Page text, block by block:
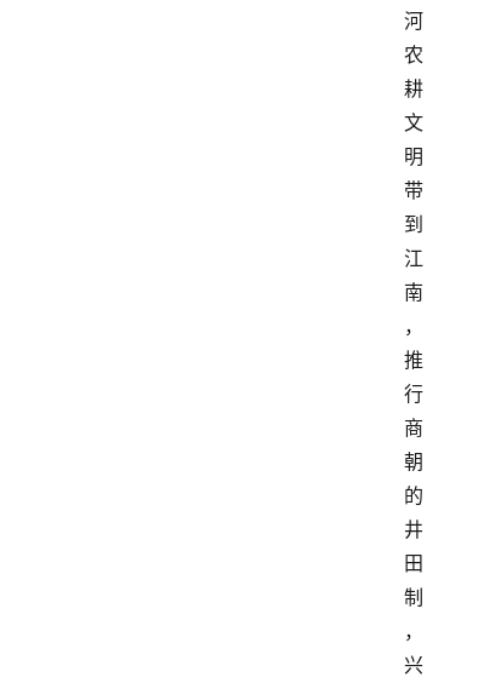
河
农
耕
文
明
带
到
江
南
，
推
行
商
朝
的
井
田
制
，
兴